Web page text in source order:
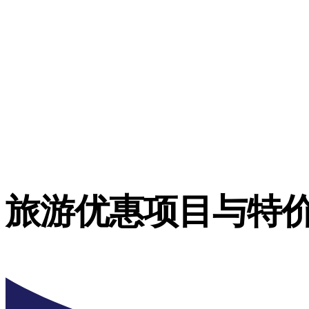
旅游优惠项目与特